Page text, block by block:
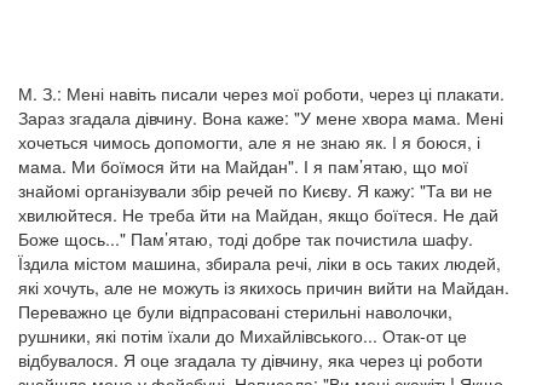
М. З.: Мені навіть писали через мої роботи, через ці плакати.
Зараз згадала дівчину. Вона каже: "У мене хвора мама. Мені
хочеться чимось допомогти, але я не знаю як. І я боюся, і
мама. Ми боїмося йти на Майдан". І я пам’ятаю, що мої
знайомі організували збір речей по Києву. Я кажу: "Та ви не
хвилюйтеся. Не треба йти на Майдан, якщо боїтеся. Не дай
Боже щось..." Пам’ятаю, тоді добре так почистила шафу.
Їздила містом машина, збирала речі, ліки в ось таких людей,
які хочуть, але не можуть із якихось причин вийти на Майдан.
Переважно це були відпрасовані стерильні наволочки,
рушники, які потім їхали до Михайлівського... Отак-от це
відбувалося. Я оце згадала ту дівчину, яка через ці роботи